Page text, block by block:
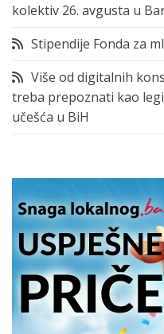
kolektiv 26. avgusta u
Stipendije Fonda za
Više od digitalnih
treba prepoznati kao
učešća u BiH